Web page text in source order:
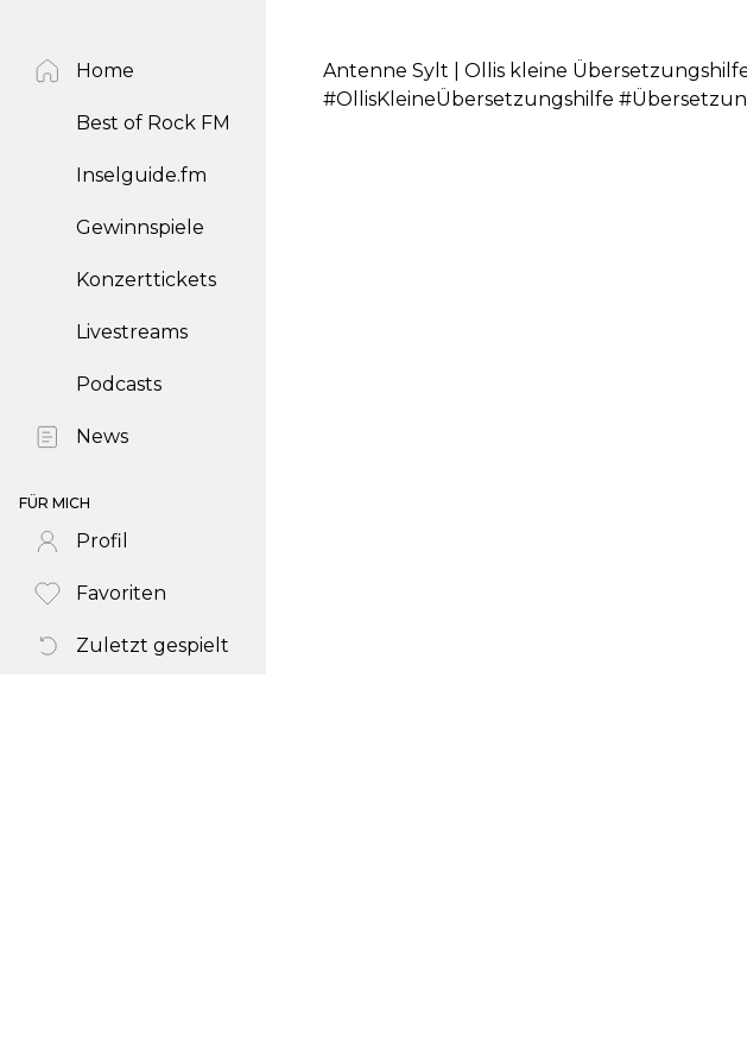
Home
Best of Rock FM
Inselguide.fm
Gewinnspiele
Konzerttickets
Livestreams
Podcasts
News
FÜR MICH
Profil
Favoriten
Zuletzt gespielt
Antenne Sylt | Ollis kleine
#OllisKleineÜbersetzungshilfe